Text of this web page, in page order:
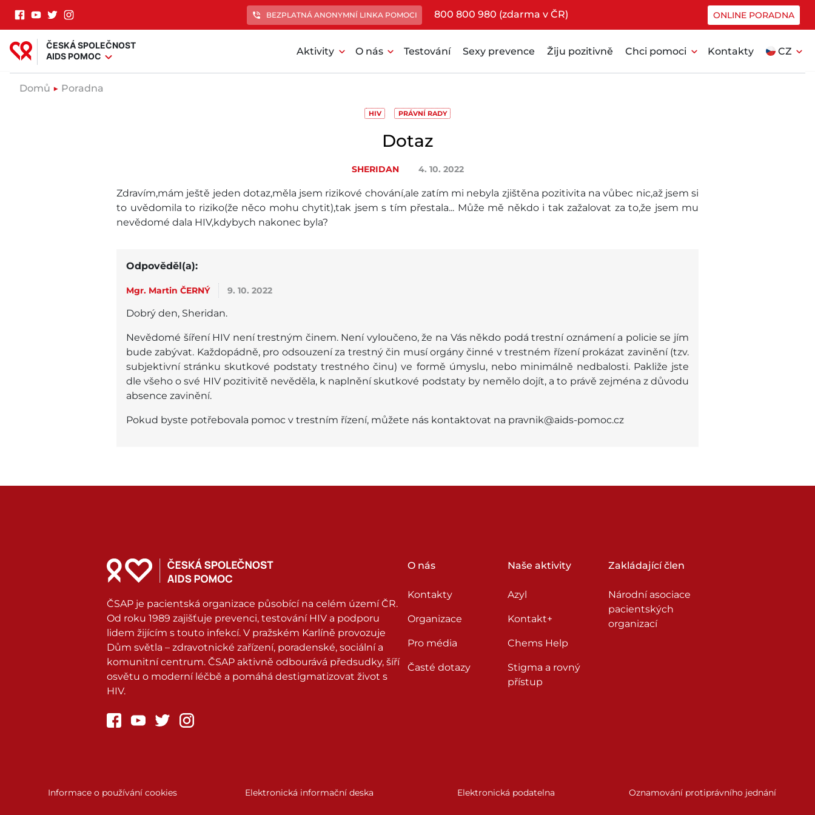
phone_in_talk BEZPLATNÁ ANONYMNÍ LINKA POMOCI 800 800 980 (zdarma v ČR) ONLINE PORADNA
ČESKÁ SPOLEČNOST
AIDS POMOC expand_more Aktivity expand_more O nás expand_more Testování Sexy prevence Žiju pozitivně Chci pomoci expand_more Kontakty CZ expand_more
Domů ▶ Poradna
HIV PRÁVNÍ RADY
Dotaz
SHERIDAN 4. 10. 2022
Zdravím,mám ještě jeden dotaz,měla jsem rizikové chování,ale zatím mi nebyla zjištěna pozitivita na vůbec nic,až jsem si
to uvědomila to riziko(že něco mohu chytit),tak jsem s tím přestala... Může mě někdo i tak zažalovat za to,že jsem mu
nevědomé dala HIV,kdybych nakonec byla?
Odpověděl(a):
Mgr. Martin ČERNÝ 9. 10. 2022
Dobrý den, Sheridan.
Nevědomé šíření HIV není trestným činem. Není vyloučeno, že na Vás někdo podá trestní oznámení a policie se jím
bude zabývat. Každopádně, pro odsouzení za trestný čin musí orgány činné v trestném řízení prokázat zavinění (tzv.
subjektivní stránku skutkové podstaty trestného činu) ve formě úmyslu, nebo minimálně nedbalosti. Pakliže jste
dle všeho o své HIV pozitivitě nevěděla, k naplnění skutkové podstaty by nemělo dojít, a to právě zejména z důvodu
absence zavinění.
Pokud byste potřebovala pomoc v trestním řízení, můžete nás kontaktovat na pravnik@aids-pomoc.cz
ČSAP je pacientská organizace působící na celém území ČR.
Od roku 1989 zajišťuje prevenci, testování HIV a podporu
lidem žijícím s touto infekcí. V pražském Karlíně provozuje
Dům světla – zdravotnické zařízení, poradenské, sociální a
komunitní centrum. ČSAP aktivně odbourává předsudky, šíří
osvětu o moderní léčbě a pomáhá destigmatizovat život s
HIV.
O nás
Kontakty
Organizace
Pro média
Časté dotazy
Naše aktivity
Azyl
Kontakt+
Chems Help
Stigma a rovný
přístup
Zakládající člen
Národní asociace
pacientských
organizací
Informace o používání cookies Elektronická informační deska Elektronická podatelna Oznamování protiprávního jednání